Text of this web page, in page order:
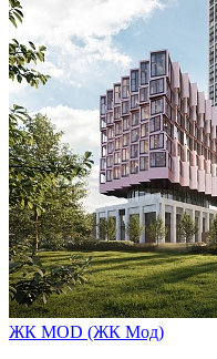
ЖК MOD (ЖК Мод)